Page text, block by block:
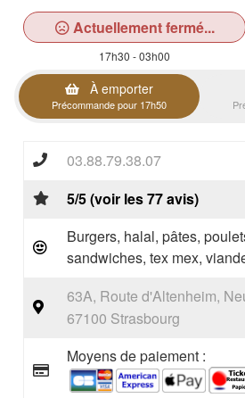
Actuellement fermé...
17h30 - 03h00
À emporter
Précommande pour 17h50
03.88.79.38.07
5/5 (voir les 77 avis)
Burgers, halal, pâtes,
sandwiches, tex mex,
63A, Route d'Altenheim,
67100 Strasbourg
Moyens de paiement :